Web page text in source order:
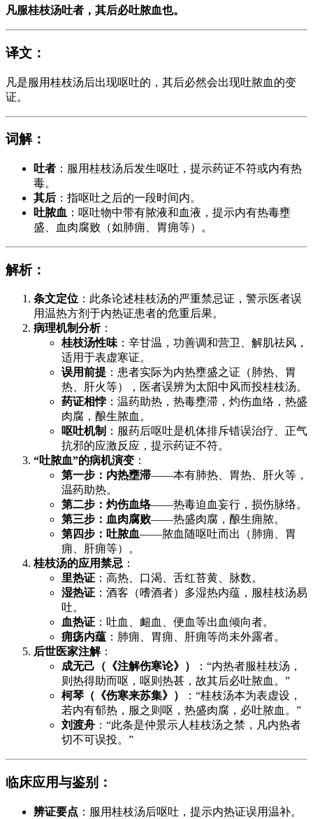
凡服桂枝汤吐者，其后必吐脓血也。
译文 ：
凡是服用桂枝汤后出现呕吐的，其后必然会出现吐脓血的变
证。
词解：
吐者 ：服用桂枝汤后发生呕吐，提示药证不符或内有热
毒。
其后 ：指呕吐之后的一段时间内。
吐脓血 ：呕吐物中带有脓液和血液，提示内有热毒壅
盛、血肉腐败（如肺痈、胃痈等）。
解析：
条文定位 ：此条论述桂枝汤的严重禁忌证，警示医者误
用温热方剂于内热证患者的危重后果。
病理机制分析：
桂枝汤性味：辛甘温，功善调和营卫、解肌祛风，
适用于表虚寒证。
误用前提 ：患者实际为内热壅盛之证（肺热、胃
热、肝火等），医者误辨为太阳中风而投桂枝汤。
药证相悖 ：温药助热，热毒壅滞，灼伤血络，热盛
肉腐，酿生脓血。
呕吐机制 ：服药后呕吐是机体排斥错误治疗、正气
抗邪的应激反应，提示药证不符。
“吐脓血”的病机演变 ：
第一步：内热壅滞——本有肺热、胃热、肝火等，
温药助热。
第二步：灼伤血络——热毒迫血妄行，损伤脉络。
第三步：血肉腐败——热盛肉腐，酿生痈脓。
第四步：吐脓血——脓血随呕吐而出（肺痈、胃
痈、肝痈等）。
桂枝汤的应用禁忌 ：
里热证 ：高热、口渴、舌红苔黄、脉数。
湿热证 ：酒客（嗜酒者）多湿热内蕴，服桂枝汤易
吐。
血热证 ：吐血、衄血、便血等出血倾向者。
痈疡内蕴 ：肺痈、胃痈、肝痈等尚未外露者。
后世医家注解：
成无己（《注解伤寒论》）
：“内热者服桂枝汤，
则热得助而呕，呕则热甚，故其后必吐脓血。”
柯琴（《伤寒来苏集》）
：“桂枝汤本为表虚设，
若内有郁热，服之则呕，热盛肉腐，必吐脓血。”
刘渡舟 ：“此条是仲景示人桂枝汤之禁，凡内热者
切不可误投。”
临床应用与鉴别 ：
辨证要点 ：服用桂枝汤后呕吐，提示内热证误用温补。